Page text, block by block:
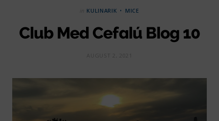
KULINARIK MICE
Club Med Cefalú Blog 10